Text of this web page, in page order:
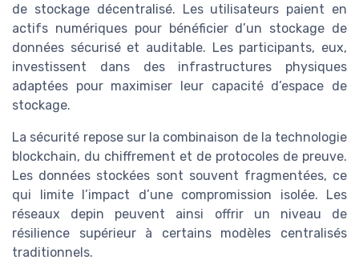
de stockage décentralisé. Les utilisateurs paient en
actifs numériques pour bénéficier d’un stockage de
données sécurisé et auditable. Les participants, eux,
investissent dans des infrastructures physiques
adaptées pour maximiser leur capacité d’espace de
stockage.
La sécurité repose sur la combinaison de la technologie
blockchain, du chiffrement et de protocoles de preuve.
Les données stockées sont souvent fragmentées, ce
qui limite l’impact d’une compromission isolée. Les
réseaux depin peuvent ainsi offrir un niveau de
résilience supérieur à certains modèles centralisés
traditionnels.